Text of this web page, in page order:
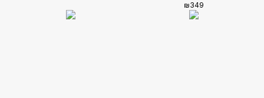
₪349